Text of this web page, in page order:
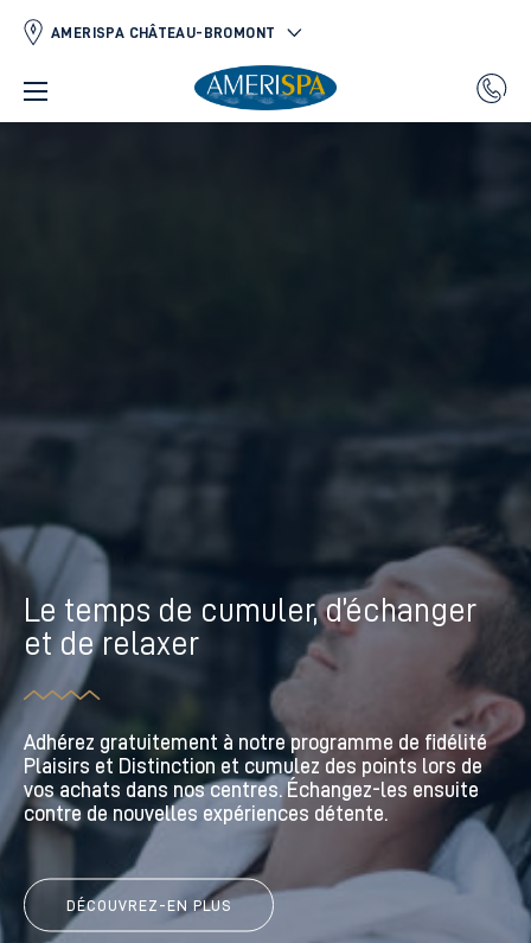
AMERISPA CHÂTEAU-BROMONT
Le temps de penser à soi dans la
superbe région de Bromont.
Au pied des pistes de ski, l’atmosphère paisible
d’Amerispa Château-Bromont vous plongera dans un
état profond de détente et de bien-être. Massages,
soins esthétiques et corporels, arrêtez le temps au
Amerispa du Château-Bromont.